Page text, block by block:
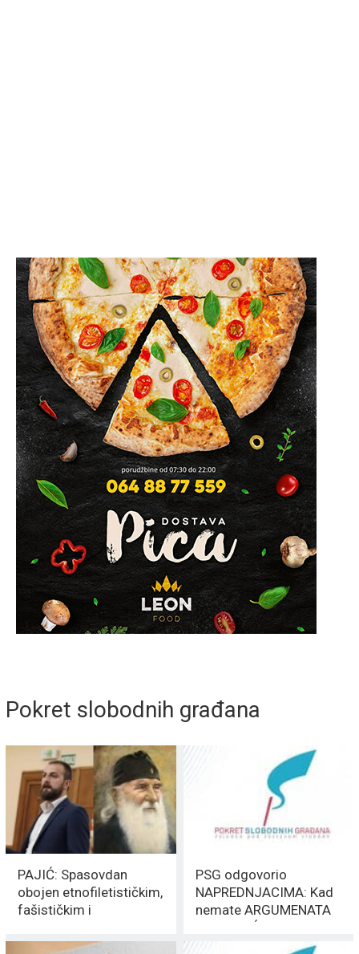
Pokret slobodnih građana
PAJIĆ: Spasovdan
obojen etnofiletističkim,
fašističkim i
delom Justina Popovića
PSG odgovorio
NAPREDNJACIMA: Kad
nemate ARGUMENATA
– BOLJE ĆUTITE!